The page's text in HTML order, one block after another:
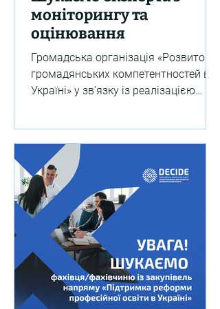
моніторингу та
оцінювання
Громадська організація «Розвиток
громадянських компетентностей в
Україні» у зв’язку із реалізацією